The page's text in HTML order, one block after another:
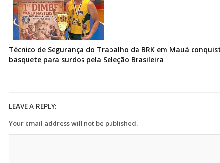
Técnico de Segurança do Trabalho da BRK em Mauá
basquete para surdos pela Seleção Brasileira
LEAVE A REPLY:
Your email address will not be published.